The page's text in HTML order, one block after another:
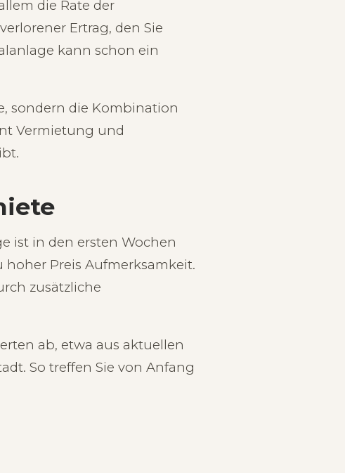
die Rate der
Ertrag, den Sie
kann schon ein
sondern die Kombination
Vermietung und
ist in den ersten Wochen
Preis Aufmerksamkeit.
zusätzliche
ab, etwa aus aktuellen
So treffen Sie von Anfang